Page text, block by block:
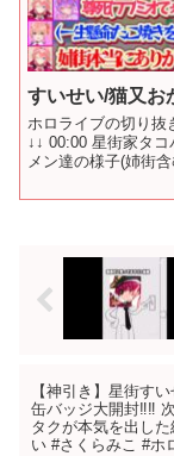
すいせい/猫又お
ホロライブの切り
↓↓ 00:00 星街家タ
メン達の様子(姉街
【神引き】星街す
缶バッジ大開封‼︎‼︎
タクが本気を出し
い #さくらみこ #ホ